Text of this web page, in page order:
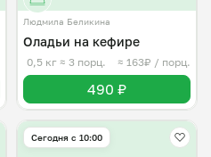
Людмила Беликина
Оладьи на кефире
0,5 кг ≈ 3 порц. ≈ 163₽ / порц.
490 ₽
Сегодня с 10:00